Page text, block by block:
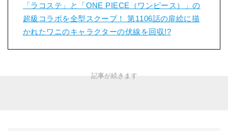
「ラコステ」と「ONE PIECE（ワンピース）」の
超級コラボを全型スクープ！ 第1106話の扉絵に描
かれたワニのキャラクターの伏線を回収!?